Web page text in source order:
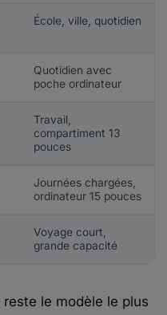
École, ville, quotidien
Quotidien avec
poche ordinateur
Travail,
compartiment 13
pouces
Journées chargées,
ordinateur 15 pouces
Voyage court,
grande capacité
reste le modèle le plus